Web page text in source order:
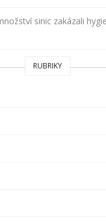
sinic zakázali
RUBRIKY